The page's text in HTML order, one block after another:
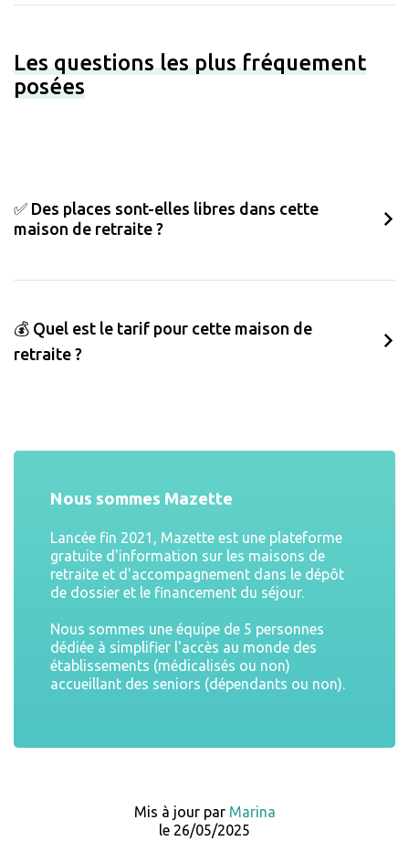
Les questions les plus fréquement
posées
✅ Des places sont-elles libres dans cette
maison de retraite ?
💰 Quel est le tarif pour cette maison de
retraite ?
Nous sommes Mazette
Lancée fin 2021, Mazette est une plateforme
gratuite d'information sur les maisons de
retraite et d'accompagnement dans le dépôt
de dossier et le financement du séjour.
Nous sommes une équipe de 5 personnes
dédiée à simplifier l'accès au monde des
établissements (médicalisés ou non)
accueillant des seniors (dépendants ou non).
Mis à jour par Marina
le 26/05/2025